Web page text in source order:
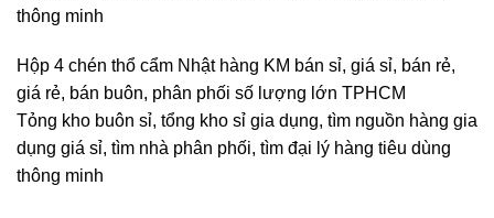
thông minh
Hộp 4 chén thổ cẩm Nhật hàng KM bán sỉ, giá sỉ, bán rẻ,
giá rẻ, bán buôn, phân phối số lượng lớn TPHCM
Tỏng kho buôn sỉ, tổng kho sỉ gia dụng, tìm nguồn hàng gia
dụng giá sỉ, tìm nhà phân phối, tìm đại lý hàng tiêu dùng
thông minh